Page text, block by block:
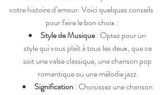
votre histoire d’amour. Voici quelques conseils
pour faire le bon choix :
Style de Musique : Optez pour un
style qui vous plaît à tous les deux, que ce
soit une valse classique, une chanson pop
romantique ou une mélodie jazz.
Signification : Choisissez une chanson